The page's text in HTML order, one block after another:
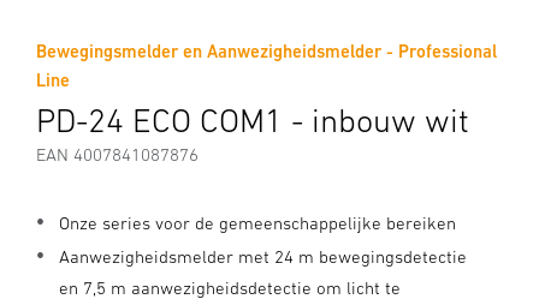
Bewegingsmelder en Aanwezigheidsmelder - Professional
Line
PD-24 ECO COM1 - inbouw wit
EAN 4007841087876
Onze series voor de gemeenschappelijke bereiken
Aanwezigheidsmelder met 24 m bewegingsdetectie
en 7,5 m aanwezigheidsdetectie om licht te